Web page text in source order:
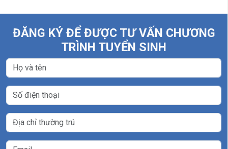
ĐĂNG KÝ ĐỂ ĐƯỢC TƯ VẤN CHƯƠNG
TRÌNH TUYỂN SINH